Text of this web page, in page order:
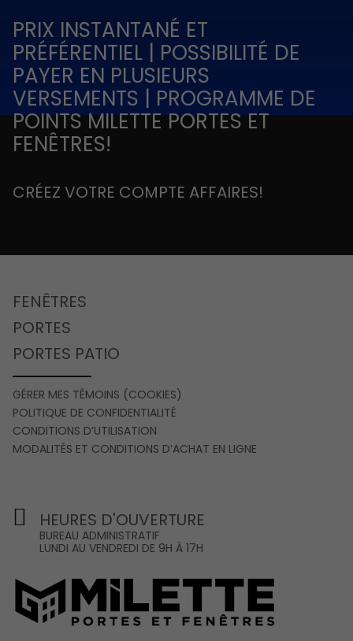
PRIX INSTANTANÉ ET
PRÉFÉRENTIEL | POSSIBILITÉ DE
PAYER EN PLUSIEURS
VERSEMENTS | PROGRAMME DE
POINTS MILETTE PORTES ET
FENÊTRES!
CRÉEZ VOTRE COMPTE AFFAIRES!
FENÊTRES
PORTES
PORTES PATIO
GÉRER MES TÉMOINS (COOKIES)
POLITIQUE DE CONFIDENTIALITÉ
CONDITIONS D’UTILISATION
MODALITÉS ET CONDITIONS D’ACHAT EN LIGNE
HEURES D'OUVERTURE
BUREAU ADMINISTRATIF
LUNDI AU VENDREDI DE 9H À 17H